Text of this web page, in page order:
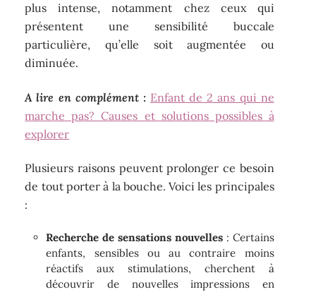
plus intense, notamment chez ceux qui
présentent une sensibilité buccale
particulière, qu’elle soit augmentée ou
diminuée.
A lire en complément : Enfant de 2 ans qui ne
marche pas? Causes et solutions possibles à
explorer
Plusieurs raisons peuvent prolonger ce besoin
de tout porter à la bouche. Voici les principales
:
Recherche de sensations nouvelles: Certains
enfants, sensibles ou au contraire moins
réactifs aux stimulations, cherchent à
découvrir de nouvelles impressions en